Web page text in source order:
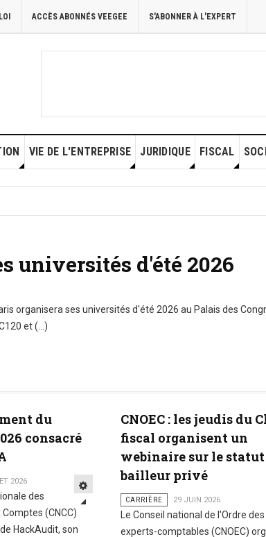
ACCÈS ABONNÉS VEEGEE S'ABONNER À L'EXPERT
VIE DE L'ENTREPRISE JURIDIQUE FISCAL
universités d'été 2026
organisera ses universités d'été 2026 au Palais des
et (...)
du
consacré
2026
des
(CNCC)
HackAudit, son
CNOEC : les jeudis du
fiscal organisent un
webinaire sur le statut
bailleur privé
CARRIÈRE 29 JUIN 2026
Le Conseil national de l'Ordre des
experts-comptables (CNOEC)